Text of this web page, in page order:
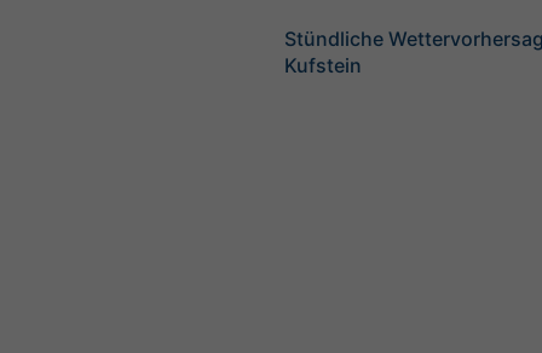
Stündliche
Kufstein